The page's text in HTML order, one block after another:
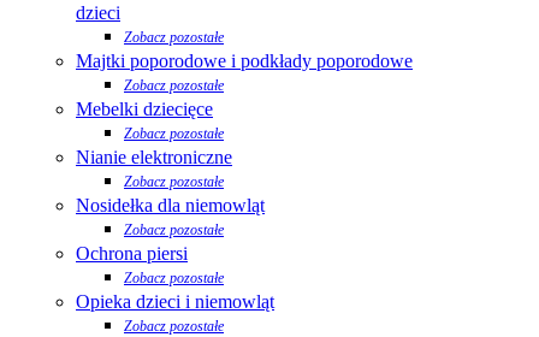
dzieci
Zobacz pozostałe
Majtki poporodowe i podkłady poporodowe
Zobacz pozostałe
Mebelki dziecięce
Zobacz pozostałe
Nianie elektroniczne
Zobacz pozostałe
Nosidełka dla niemowląt
Zobacz pozostałe
Ochrona piersi
Zobacz pozostałe
Opieka dzieci i niemowląt
Zobacz pozostałe